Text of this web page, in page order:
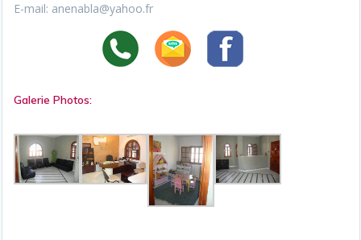
E-mail: anenabla@yahoo.fr
Galerie Photos: